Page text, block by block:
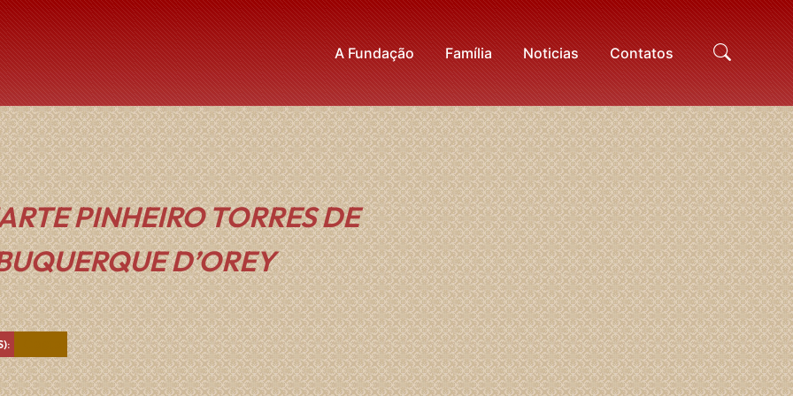
A Fundação Família Noticias Contatos
PINHEIRO TORRES DE
D’OREY
Castanho